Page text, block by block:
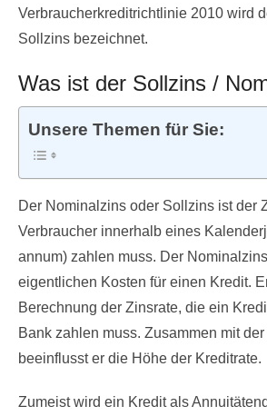
Verbraucherkreditrichtlinie 2010 wird
Sollzins bezeichnet.
Was ist der Sollzins /
Unsere Themen für Sie:
Der Nominalzins oder Sollzins ist der
Verbraucher innerhalb eines
annum) zahlen muss. Der
eigentlichen Kosten für einen Kredit.
Berechnung der Zinsrate, die ein
Bank zahlen muss. Zusammen mit
beeinflusst er die Höhe der Kreditrate.
Zumeist wird ein Kredit als